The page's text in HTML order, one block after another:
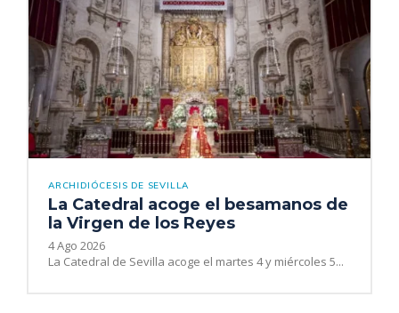
ARCHIDIÓCESIS DE SEVILLA
La Catedral acoge el besamanos de
la Virgen de los Reyes
4 Ago 2026
La Catedral de Sevilla acoge el martes 4 y miércoles 5...